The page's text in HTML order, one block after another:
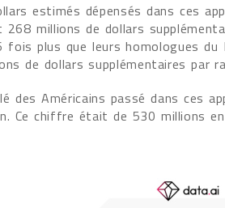
estimés dépensés dans ces
268 millions de dollars
plus que leurs homologues du
de dollars supplémentaires par
des Américains passé dans ces
Ce chiffre était de 530 millions